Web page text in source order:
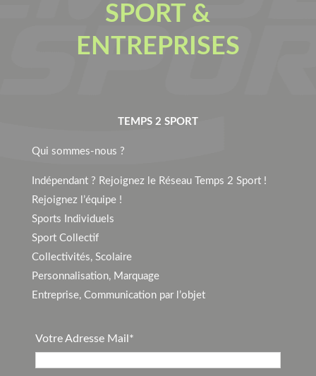
SPORT &
ENTREPRISES
TEMPS 2 SPORT
Qui sommes-nous ?
Indépendant ? Rejoignez le Réseau Temps 2 Sport !
Rejoignez l’équipe !
Sports Individuels
Sport Collectif
Collectivités, Scolaire
Personnalisation, Marquage
Entreprise, Communication par l’objet
Votre Adresse Mail*